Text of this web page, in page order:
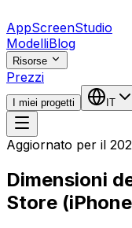
AppScreenStudio
ModelliBlog
Risorse
Prezzi
I miei progetti IT
Aggiornato per il
Dimensioni
Store